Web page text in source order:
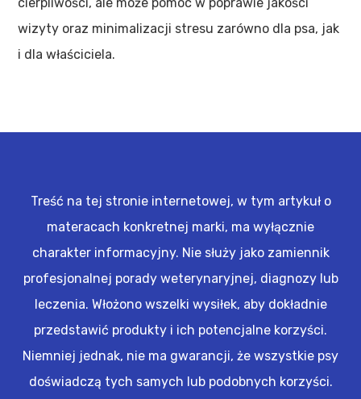
wizyty oraz minimalizacji stresu zarówno dla psa, jak
i dla właściciela.
Treść na tej stronie internetowej, w tym artykuł o
materacach konkretnej marki, ma wyłącznie
charakter informacyjny. Nie służy jako zamiennik
profesjonalnej porady weterynaryjnej, diagnozy lub
leczenia. Włożono wszelki wysiłek, aby dokładnie
przedstawić produkty i ich potencjalne korzyści.
Niemniej jednak, nie ma gwarancji, że wszystkie psy
doświadczą tych samych lub podobnych korzyści.